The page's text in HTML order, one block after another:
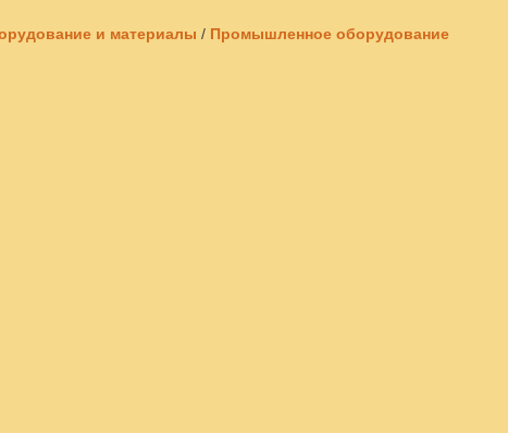
и материалы / Промышленное оборудование